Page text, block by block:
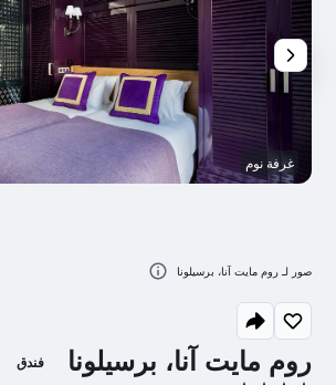
روم مايت آنا، برسيلونا فندق
غرفة نوم
صور لـ روم مايت آنا، برسيلونا